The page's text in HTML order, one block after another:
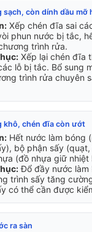
sạch, còn dính dầu mỡ
Xếp chén đĩa sai
phun nước bị tắc,
trình rửa.
Xếp lại chén đĩa
lỗ bị tắc. Bổ sung
trình rửa chuyên
khô, chén đĩa còn ướt
Hết nước làm bóng
bộ phận sấy
(đồ nhựa giữ nhiệt
Đổ đầy nước làm
trình sấy tăng
có thể cần được
ra sàn